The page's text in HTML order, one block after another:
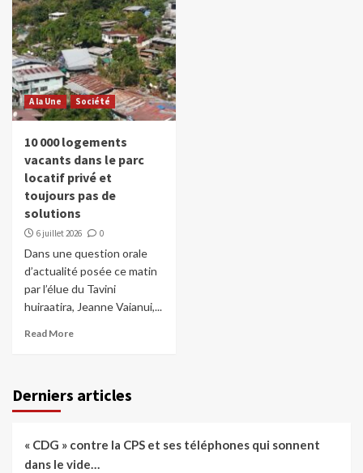
A la Une Société
10 000 logements
vacants dans le parc
locatif privé et
toujours pas de
solutions
6 juillet 2026 0
Dans une question orale
d’actualité posée ce matin
par l’élue du Tavini
huiraatira, Jeanne Vaianui,...
Read More
Derniers articles
« CDG » contre la CPS et ses téléphones qui sonnent
dans le vide…